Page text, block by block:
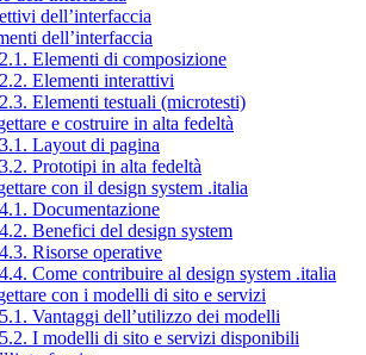
dell’interfaccia
dell’interfaccia
Elementi di composizione
Elementi interattivi
Elementi testuali (microtesti)
e costruire in alta fedeltà
Layout di pagina
Prototipi in alta fedeltà
con il design system .italia
Documentazione
Benefici del design system
Risorse operative
Come contribuire al design system .italia
con i modelli di sito e servizi
Vantaggi dell’utilizzo dei modelli
I modelli di sito e servizi disponibili